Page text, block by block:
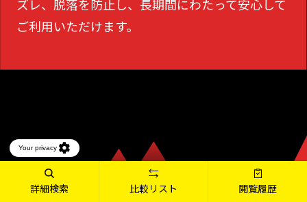
ズレ、脱落を防止し、長期間にわたって安心して
ご利用いただけます。
詳細検索 比較リスト 閲覧履歴